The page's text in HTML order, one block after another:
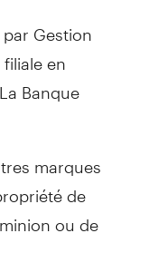
Gestion
en
Banque
marques
de
ou de